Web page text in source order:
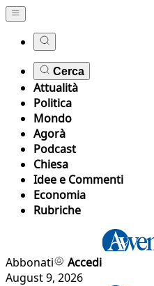
Cerca
Attualità
Politica
Mondo
Agorà
Podcast
Chiesa
Idee e Commenti
Economia
Rubriche
Abbonati
Accedi
August 9, 2026